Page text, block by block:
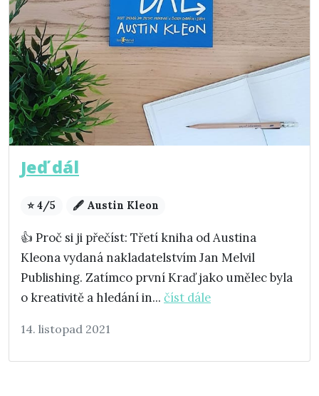
Jeď dál
⭐ 4/5 🖋️ Austin Kleon
👍 Proč si ji přečíst: Třetí kniha od Austina
Kleona vydaná nakladatelstvím Jan Melvil
Publishing. Zatímco první Kraď jako umělec byla
o kreativitě a hledání in... číst dále
14. listopad 2021